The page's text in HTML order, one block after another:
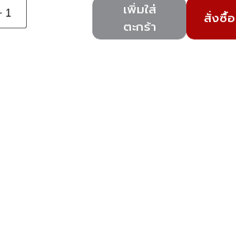
เพิ่มใส่
ตะกร้า
สั่งซื้